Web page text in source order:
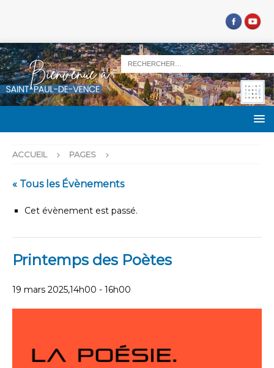
ACCUEIL PAGES
« Tous les Évènements
Cet évènement est passé.
Printemps des Poètes
19 mars 2025,14h00 - 16h00